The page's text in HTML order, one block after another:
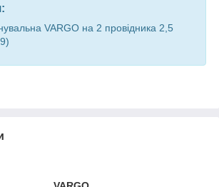
VARGO на 2 провідника 2,5